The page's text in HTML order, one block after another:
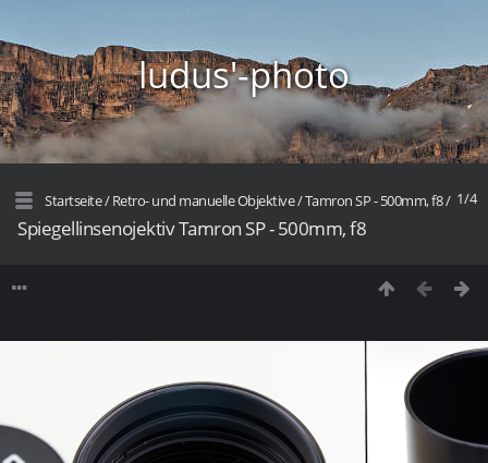
ludus'-photo
1/4
Startseite/Retro- und manuelle Objektive/Tamron SP - 500mm, f8/
Spiegellinsenojektiv Tamron SP - 500mm, f8